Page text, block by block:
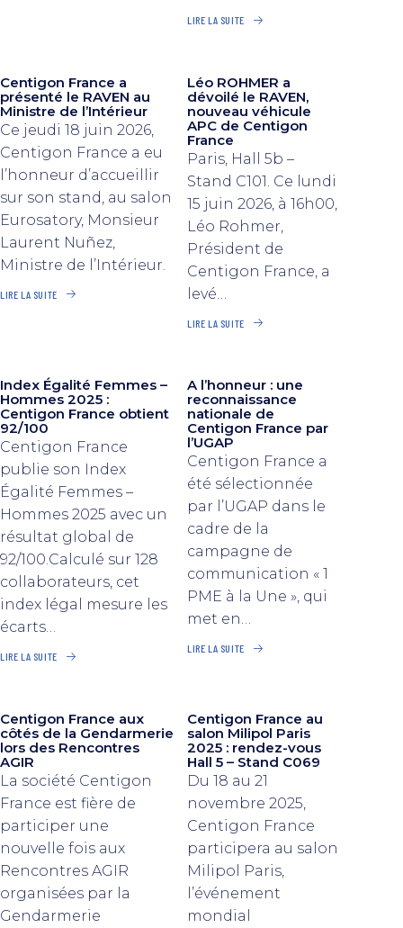
LIRE LA SUITE
Centigon France a
présenté le RAVEN au
Ministre de l’Intérieur
Ce jeudi 18 juin 2026,
Centigon France a eu
l’honneur d’accueillir
sur son stand, au salon
Eurosatory, Monsieur
Laurent Nuñez,
Ministre de l’Intérieur.
LIRE LA SUITE
Léo ROHMER a
dévoilé le RAVEN,
nouveau véhicule
APC de Centigon
France
Paris, Hall 5b –
Stand C101. Ce lundi
15 juin 2026, à 16h00,
Léo Rohmer,
Président de
Centigon France, a
levé…
LIRE LA SUITE
Index Égalité Femmes –
Hommes 2025 :
Centigon France obtient
92/100
Centigon France
publie son Index
Égalité Femmes –
Hommes 2025 avec un
résultat global de
92/100.Calculé sur 128
collaborateurs, cet
index légal mesure les
écarts…
LIRE LA SUITE
A l’honneur : une
reconnaissance
nationale de
Centigon France par
l’UGAP
Centigon France a
été sélectionnée
par l’UGAP dans le
cadre de la
campagne de
communication « 1
PME à la Une », qui
met en…
LIRE LA SUITE
Centigon France aux
côtés de la Gendarmerie
lors des Rencontres
AGIR
La société Centigon
France est fière de
participer une
nouvelle fois aux
Rencontres AGIR
organisées par la
Gendarmerie
Centigon France au
salon Milipol Paris
2025 : rendez-vous
Hall 5 – Stand C069
Du 18 au 21
novembre 2025,
Centigon France
participera au salon
Milipol Paris,
l’événement
mondial